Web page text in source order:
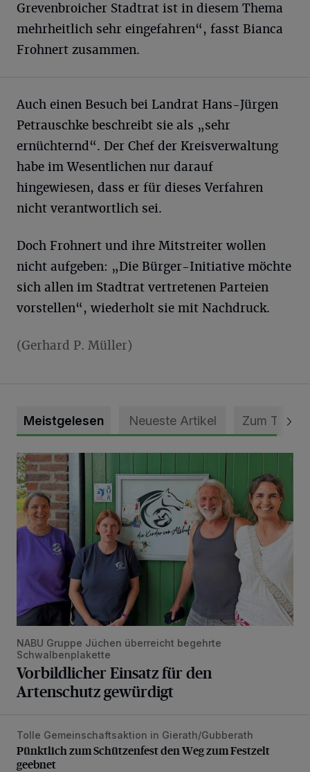
Grevenbroicher Stadtrat ist in diesem Thema
mehrheitlich sehr eingefahren“, fasst Bianca
Frohnert zusammen.
Auch einen Besuch bei Landrat Hans-Jürgen
Petrauschke beschreibt sie als „sehr
ernüchternd“. Der Chef der Kreisverwaltung
habe im Wesentlichen nur darauf
hingewiesen, dass er für dieses Verfahren
nicht verantwortlich sei.
Doch Frohnert und ihre Mitstreiter wollen
nicht aufgeben: „Die Bürger-Initiative möchte
sich allen im Stadtrat vertretenen Parteien
vorstellen“, wiederholt sie mit Nachdruck.
(Gerhard P. Müller)
Meistgelesen Neueste Artikel Zum Thema
Vorbildlicher Einsatz für den Artenschutz gewürdigt
NABU Gruppe Jüchen überreicht begehrte
Schwalbenplakette
Vorbildlicher Einsatz für den
Artenschutz gewürdigt
Pünktlich zum Schützenfest den Weg zum Festzelt
Tolle Gemeinschaftsaktion in Gierath/Gubberath
Pünktlich zum Schützenfest den Weg zum Festzelt
geebnet